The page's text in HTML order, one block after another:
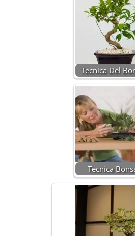
Tecnica Del
Tecnica